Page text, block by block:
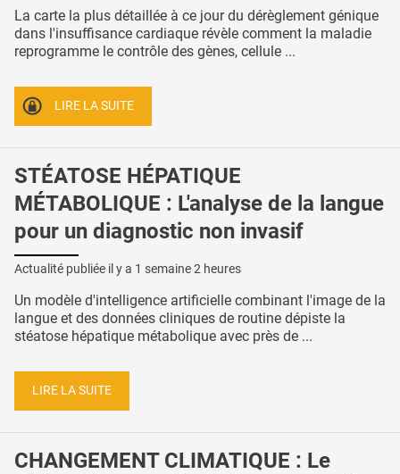
La carte la plus détaillée à ce jour du dérèglement génique
dans l'insuffisance cardiaque révèle comment la maladie
reprogramme le contrôle des gènes, cellule ...
LIRE LA SUITE
STÉATOSE HÉPATIQUE
MÉTABOLIQUE : L'analyse de la langue
pour un diagnostic non invasif
Actualité publiée il y a 1 semaine 2 heures
Un modèle d'intelligence artificielle combinant l'image de la
langue et des données cliniques de routine dépiste la
stéatose hépatique métabolique avec près de ...
LIRE LA SUITE
CHANGEMENT CLIMATIQUE : Le